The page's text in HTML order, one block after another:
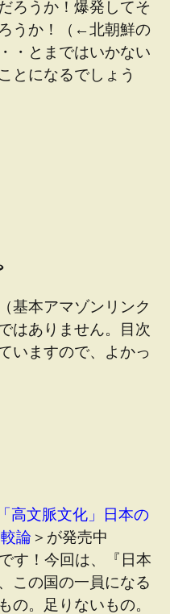
ろうか！爆発してそ
うか！（←北朝鮮の
・とまではいかない
とになるでしょう
基本アマゾンリンク
はありません。目次
いますので、よかっ
「高文脈文化」日本の
論 ＞が発売中
す！今回は、『日本
この国の一員になる
の。足りないもの。